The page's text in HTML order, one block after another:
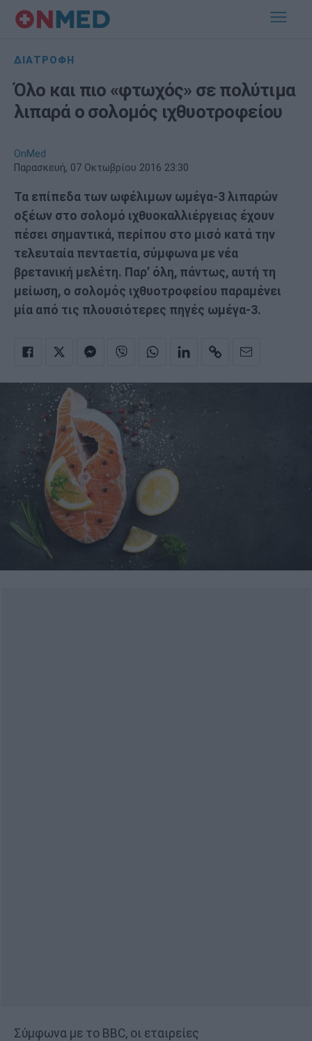
ΔΙΑΤΡΟΦΗ
Όλο και πιο «φτωχός» σε πολύτιμα
λιπαρά ο σολομός ιχθυοτροφείου
OnMed
Παρασκευή, 07 Οκτωβρίου 2016 23:30
Τα επίπεδα των ωφέλιμων ωμέγα-3 λιπαρών
οξέων στο σολομό ιχθυοκαλλιέργειας έχουν
πέσει σημαντικά, περίπου στο μισό κατά την
τελευταία πενταετία, σύμφωνα με νέα
βρετανική μελέτη. Παρ’ όλη, πάντως, αυτή τη
μείωση, ο σολομός ιχθυοτροφείου παραμένει
μία από τις πλουσιότερες πηγές ωμέγα-3.
Σύμφωνα με το BBC, οι εταιρείες